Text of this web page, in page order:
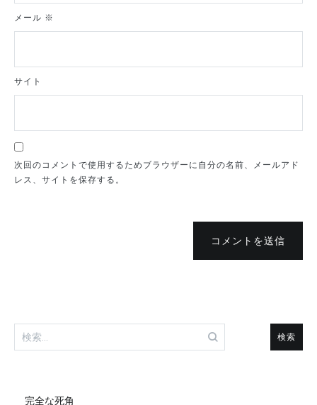
メール ※
サイト
次回のコメントで使用するためブラウザーに自分の名前、メールアド
レス、サイトを保存する。
コメントを送信
検
索:
完全な死角